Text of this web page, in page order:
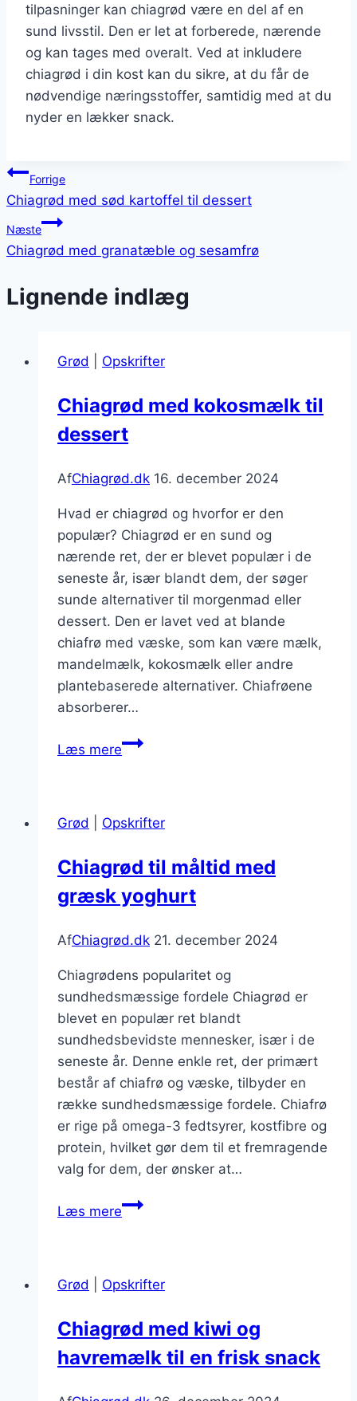
tilpasninger kan chiagrød være en del af en
sund livsstil. Den er let at forberede, nærende
og kan tages med overalt. Ved at inkludere
chiagrød i din kost kan du sikre, at du får de
nødvendige næringsstoffer, samtidig med at du
nyder en lækker snack.
Indlægsnavigation
Forrige
Chiagrød med sød kartoffel til dessert
Næste
Chiagrød med granatæble og sesamfrø
Lignende indlæg
Grød Opskrifter
Chiagrød med kokosmælk til
dessert
AfChiagrød.dk 16. december 2024
Hvad er chiagrød og hvorfor er den
populær? Chiagrød er en sund og
nærende ret, der er blevet populær i de
seneste år, især blandt dem, der søger
sunde alternativer til morgenmad eller
dessert. Den er lavet ved at blande
chiafrø med væske, som kan være mælk,
mandelmælk, kokosmælk eller andre
plantebaserede alternativer. Chiafrøene
absorberer…
Læs mereChiagrød
dessert
Grød Opskrifter
Chiagrød til måltid med
græsk yoghurt
AfChiagrød.dk 21. december 2024
Chiagrødens popularitet og
sundhedsmæssige fordele Chiagrød er
blevet en populær ret blandt
sundhedsbevidste mennesker, især i de
seneste år. Denne enkle ret, der primært
består af chiafrø og væske, tilbyder en
række sundhedsmæssige fordele. Chiafrø
er rige på omega-3 fedtsyrer, kostfibre og
protein, hvilket gør dem til et fremragende
valg for dem, der ønsker at…
Læs mereChiagrød
græsk
Grød Opskrifter
Chiagrød med kiwi og
havremælk til en frisk snack